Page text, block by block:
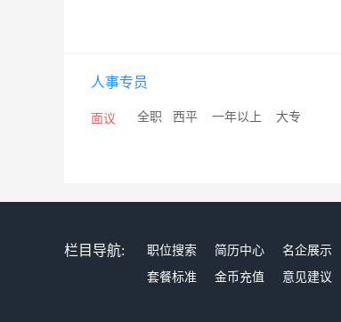
人事专员
面议 全职 西平 一年以上 大专
栏目导航: 职位搜索 简历中心 名企展示
套餐标准
金币充值 意见建议